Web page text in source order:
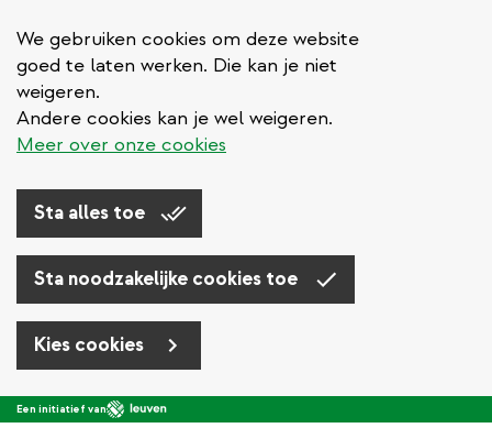
We gebruiken cookies om deze website
goed te laten werken. Die kan je niet
weigeren.
Andere cookies kan je wel weigeren.
Meer over onze cookies
Sta alles toe
Sta noodzakelijke cookies toe
Kies cookies
Overslaan
Een initiatief van